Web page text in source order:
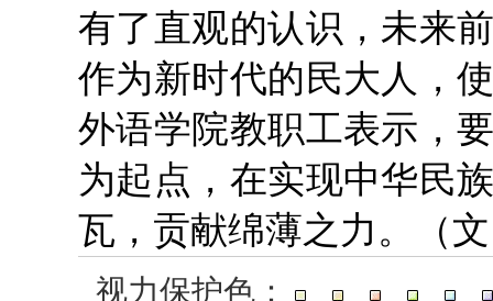
有了直观的认识，未来
作为新时代的民大人，
外语学院教职工表示，
为起点，在实现中华民
瓦，贡献绵薄之力。（
视力保护色：